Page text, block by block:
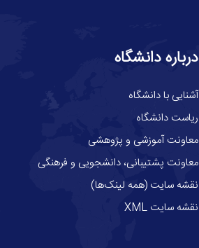
درباره دانشگاه
آشنایی با دانشگاه
ریاست دانشگاه
معاونت آموزشی و پژوهشی
معاونت پشتیبانی، دانشجویی و فرهنگی
نقشه سایت (همه لینک‌ها)
نقشه سایت XML